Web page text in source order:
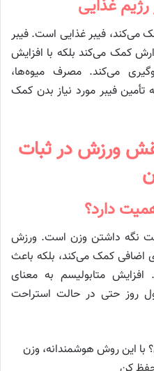
غذایی
می‌کند، فیبر غذایی است. فیبر
کمک می‌کند بلکه با افزایش
می‌کند. مصرف میوه‌ها،
فیبر مورد نیاز بدن کمک
ورزش در ثبات
دارد؟
نگه داشتن وزن است. ورزش
اضافی کمک می‌کند، بلکه باعث
متابولیسم به معنای
روز حتی در حالت استراحت